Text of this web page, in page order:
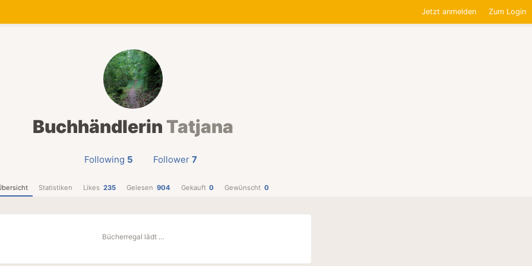
Jetzt anmelden Zum Login
Buchhändlerin Tatjana
Following 5 Follower 7
Statistiken Likes 235 Gelesen 904 Gekauft 0 Gewünscht 0
Bücherregal lädt …